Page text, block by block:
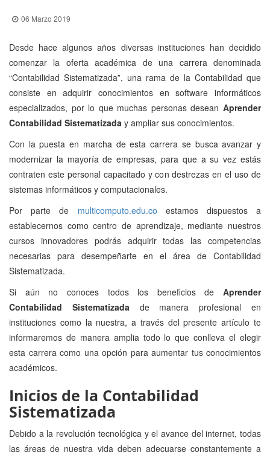
06 Marzo 2019
Desde hace algunos años diversas instituciones han decidido
comenzar la oferta académica de una carrera denominada
“Contabilidad Sistematizada”, una rama de la Contabilidad que
consiste en adquirir conocimientos en software informáticos
especializados, por lo que muchas personas desean Aprender
Contabilidad Sistematizada y ampliar sus conocimientos.
Con la puesta en marcha de esta carrera se busca avanzar y
modernizar la mayoría de empresas, para que a su vez estás
contraten este personal capacitado y con destrezas en el uso de
sistemas informáticos y computacionales.
Por parte de multicomputo.edu.co estamos dispuestos a
establecernos como centro de aprendizaje, mediante nuestros
cursos innovadores podrás adquirir todas las competencias
necesarias para desempeñarte en el área de Contabilidad
Sistematizada.
Si aún no conoces todos los beneficios de Aprender
Contabilidad Sistematizada de manera profesional en
instituciones como la nuestra, a través del presente artículo te
informaremos de manera amplia todo lo que conlleva el elegir
esta carrera como una opción para aumentar tus conocimientos
académicos.
Inicios de la Contabilidad
Sistematizada
Debido a la revolución tecnológica y el avance del internet, todas
las áreas de nuestra vida deben adecuarse constantemente a